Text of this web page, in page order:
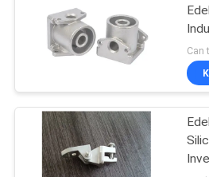
KONTAKT
NEUIGKEITEN
Präzisions-
Feingüsse
Can